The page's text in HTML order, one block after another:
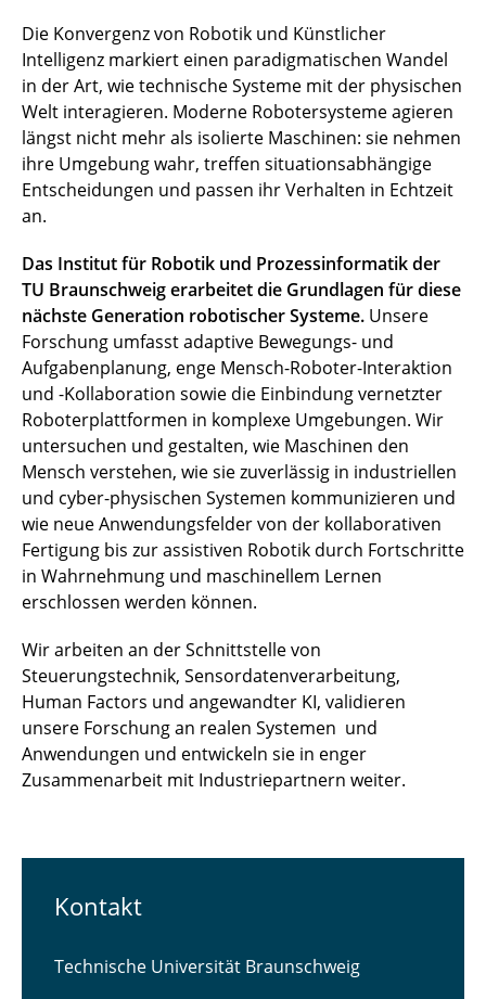
Die Konvergenz von Robotik und Künstlicher
Intelligenz markiert einen paradigmatischen Wandel
in der Art, wie technische Systeme mit der physischen
Welt interagieren. Moderne Robotersysteme agieren
längst nicht mehr als isolierte Maschinen: sie nehmen
ihre Umgebung wahr, treffen situationsabhängige
Entscheidungen und passen ihr Verhalten in Echtzeit
an.
Das Institut für Robotik und Prozessinformatik der
TU Braunschweig erarbeitet die Grundlagen für diese
nächste Generation robotischer Systeme. Unsere
Forschung umfasst adaptive Bewegungs- und
Aufgabenplanung, enge Mensch-Roboter-Interaktion
und -Kollaboration sowie die Einbindung vernetzter
Roboterplattformen in komplexe Umgebungen. Wir
untersuchen und gestalten, wie Maschinen den
Mensch verstehen, wie sie zuverlässig in industriellen
und cyber-physischen Systemen kommunizieren und
wie neue Anwendungsfelder von der kollaborativen
Fertigung bis zur assistiven Robotik durch Fortschritte
in Wahrnehmung und maschinellem Lernen
erschlossen werden können.
Wir arbeiten an der Schnittstelle von
Steuerungstechnik, Sensordatenverarbeitung,
Human Factors und angewandter KI, validieren
unsere Forschung an realen Systemen und
Anwendungen und entwickeln sie in enger
Zusammenarbeit mit Industriepartnern weiter.
Kontakt
Technische Universität Braunschweig